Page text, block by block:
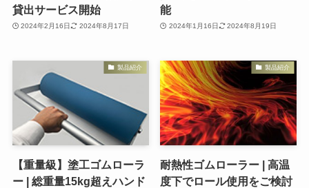
貸出サービス開始
2024年2月16日 2024年8月17日
能
2024年1月16日 2024年8月19日
製品紹介
【重量級】塗工ゴムローラ
ー | 総重量15kg超えハンド
製品紹介
耐熱性ゴムローラー | 高温
度下でロール使用をご検討